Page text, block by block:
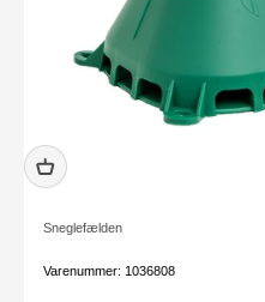
Sneglefælden
Varenummer: 1036808